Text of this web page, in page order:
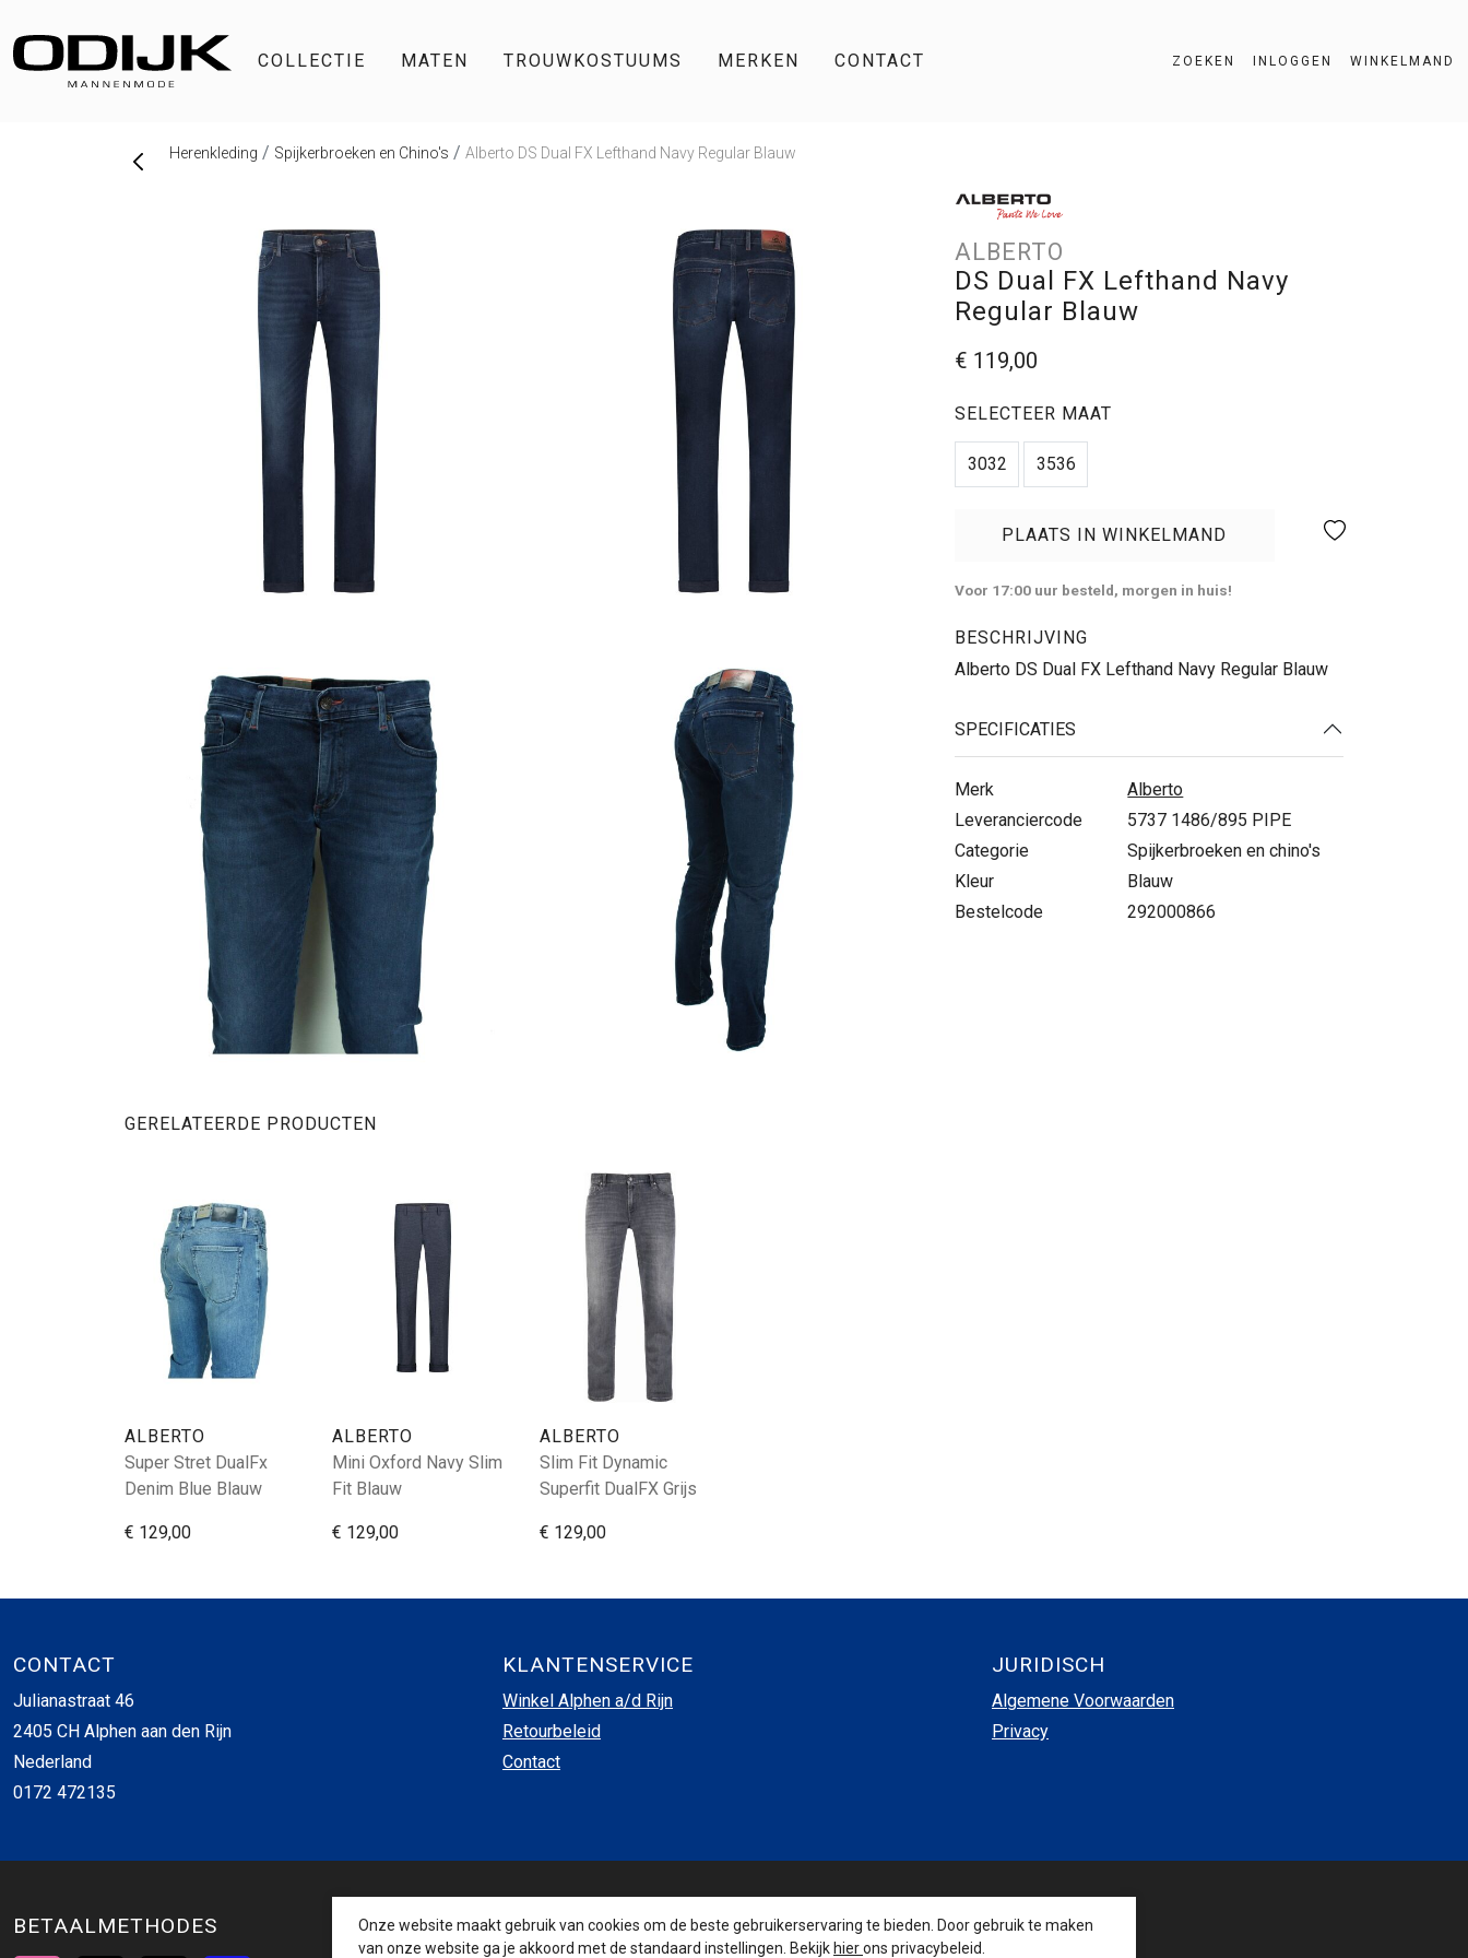
COLLECTIE MATEN TROUWKOSTUUMS MERKEN CONTACT ZOEKEN INLOGGEN WINKELMAND
Herenkleding Spijkerbroeken en Chino's Alberto DS Dual FX Lefthand Navy Regular Blauw
ALBERTO
DS Dual FX Lefthand Navy
Regular Blauw
€ 119,00
SELECTEER MAAT
3032 3536
PLAATS IN WINKELMAND
Voor 17:00 uur besteld, morgen in huis!
BESCHRIJVING
Alberto DS Dual FX Lefthand Navy Regular Blauw
SPECIFICATIES
Merk
Alberto
Leveranciercode
5737 1486/895 PIPE
Categorie
Spijkerbroeken en chino's
Kleur
Blauw
Bestelcode
292000866
GERELATEERDE PRODUCTEN
ALBERTO
Super Stret DualFx
Denim Blue Blauw
€ 129,00
ALBERTO
Mini Oxford Navy Slim
Fit Blauw
€ 129,00
ALBERTO
Slim Fit Dynamic
Superfit DualFX Grijs
€ 129,00
CONTACT
Julianastraat 46
2405 CH Alphen aan den Rijn
Nederland
0172 472135
KLANTENSERVICE
Winkel Alphen a/d Rijn
Retourbeleid
Contact
JURIDISCH
Algemene Voorwaarden
Privacy
BETAALMETHODES INSCHRIJVEN NIEUWSBRIEF VOLG ONS
Onze website maakt gebruik van cookies om de beste gebruikerservaring te bieden. Door gebruik te maken
van onze website ga je akkoord met de standaard instellingen. Bekijk hierons privacybeleid.